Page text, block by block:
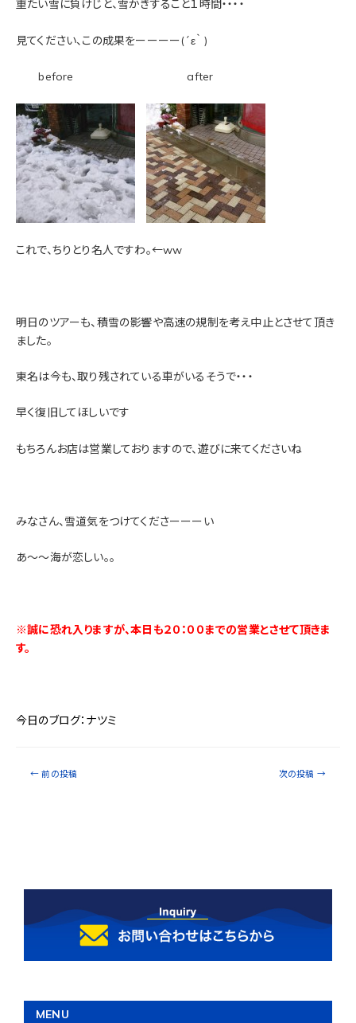
重たい雪に負けじと、雪かきすること１時間・・・・
見てください、この成果をーーーー(´ε｀ )
before after
これで、ちりとり名人ですわ。←ww
明日のツアーも、積雪の影響や高速の規制を考え中止とさせて頂き
ました。
東名は今も、取り残されている車がいるそうで・・・
早く復旧してほしいです
もちろんお店は営業しておりますので、遊びに来てくださいね
みなさん、雪道気をつけてくださーーーい
あ～～海が恋しい。。
※誠に恐れ入りますが、本日も２０：００までの営業とさせて頂きま
す。
今日のブログ：ナツミ
← 前の投稿 次の投稿 →
MENU